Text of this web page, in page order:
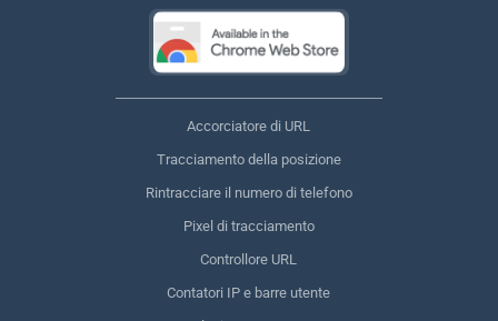
Accorciatore di URL
Tracciamento della posizione
Rintracciare il numero di telefono
Pixel di tracciamento
Controllore URL
Contatori IP e barre utente